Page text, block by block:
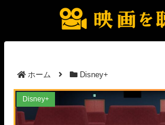
ホーム Disney+
Disney+の作品数を徹底解説｜最
占配信で選ぶべき理
Disney+